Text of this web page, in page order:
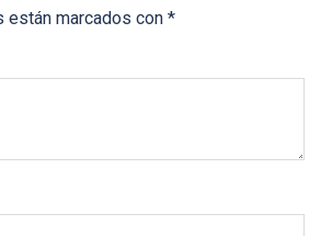
marcados con *